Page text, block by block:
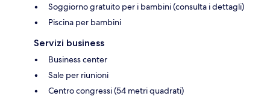
Soggiorno gratuito per i bambini (consulta i dettagli)
Piscina per bambini
Servizi business
Business center
Sale per riunioni
Centro congressi (54 metri quadrati)